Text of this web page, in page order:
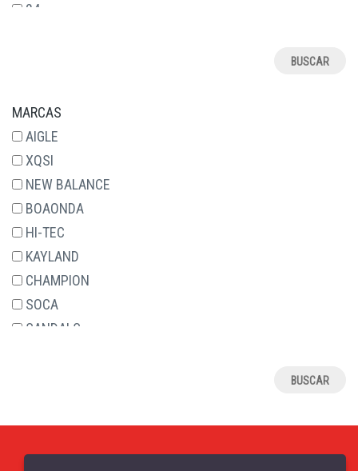
24
28
29
30
31
32
33
34
35
36
37
MARCAS
AIGLE
XQSI
NEW BALANCE
BOAONDA
HI-TEC
KAYLAND
CHAMPION
SOCA
SANDALS
ASOLO